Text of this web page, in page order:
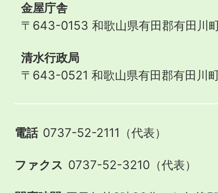
金屋庁舎
〒643-0153 和歌山県有田郡有田川
清水行政局
〒643-0521 和歌山県有田郡有田川
電話 0737-52-2111（代表）
ファクス 0737-52-3210（代表）